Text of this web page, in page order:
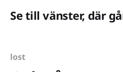
Se till vänster, där
lost